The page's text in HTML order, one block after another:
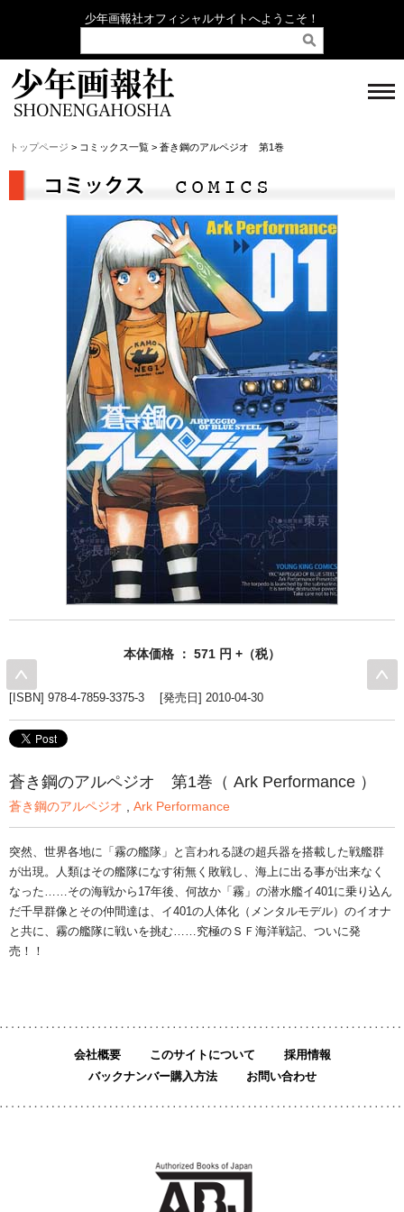
少年画報社オフィシャルサイトへようこそ！
トップページ > コミックス一覧 > 蒼き鋼のアルペジオ 第1巻
本体価格 ： 571 円 +（税）
[ISBN] 978-4-7859-3375-3 [発売日] 2010-04-30
蒼き鋼のアルペジオ 第1巻（ Ark Performance ）
蒼き鋼のアルペジオ Ark Performance
突然、世界各地に「霧の艦隊」と言われる謎の超兵器を搭載した戦艦群
が出現。人類はその艦隊になす術無く敗戦し、海上に出る事が出来なく
なった……その海戦から17年後、何故か「霧」の潜水艦イ401に乗り込ん
だ千早群像とその仲間達は、イ401の人体化（メンタルモデル）のイオナ
と共に、霧の艦隊に戦いを挑む……究極のＳＦ海洋戦記、ついに発
売！！
会社概要 このサイトについて
採用情報
バックナンバー購入方法
お問い合わせ